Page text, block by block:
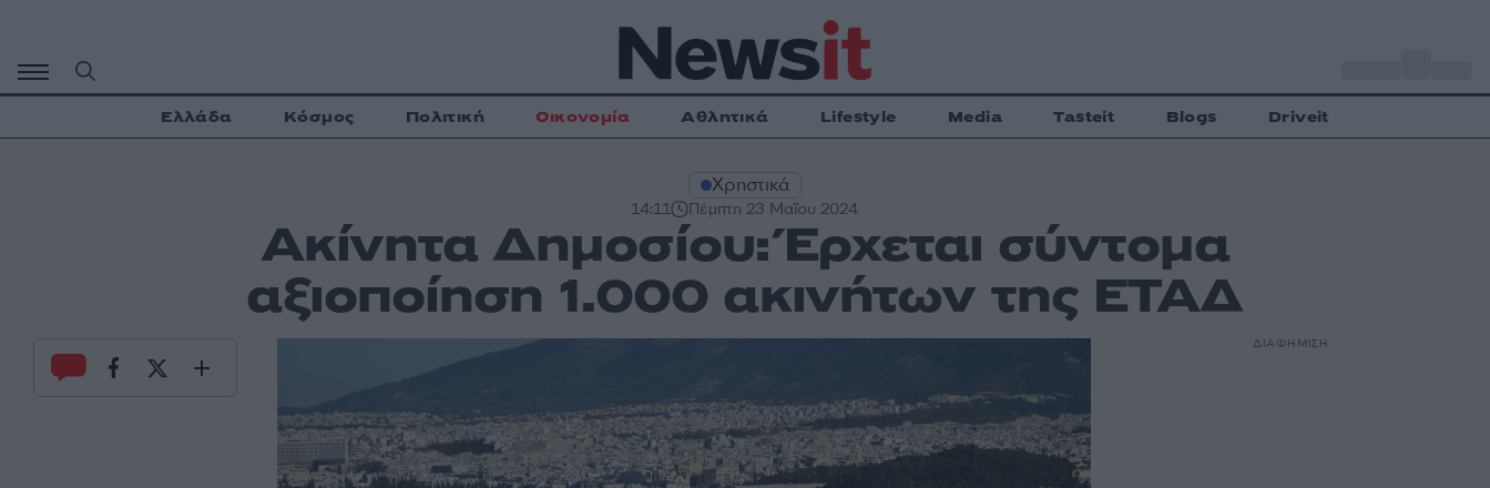
περιεχόμενο
Ελλάδα Κόσμος Πολιτική Οικονομία Αθλητικά Lifestyle Media Tasteit Blogs Driveit
Χρηστικά
14:11 Πέμπτη 23 Μαΐου 2024
Ακίνητα Δημοσίου: Έρχεται σύντομα
αξιοποίηση 1.000 ακινήτων της ΕΤΑΔ
ΔΙΑΦΗΜΙΣΗ